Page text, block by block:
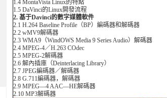
1.4 MontaVista Linux的特點
1.5 DaVinci的Linux開發流程
2. 基于Davinci的數字媒體軟件
2.1 H.264 Baseline Profile（BP）編碼器和解碼器
2.2 wMV9解碼器
2.3 WMA9（WindOWS Media 9 Series Audio）解碼器
2.4 MPEG-4／H.263 COdec
2.5 MPEG-2解碼器
2.6 解內插庫（Deinterlacing Library）
2.7 JPEG編碼器／解碼器
2.8 G.711編碼器，解碼器
2.9 MPEG—4 AAC—HE解碼器
2.10 MP3解碼器